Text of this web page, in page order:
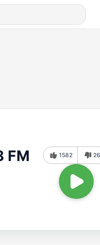
FM 1582